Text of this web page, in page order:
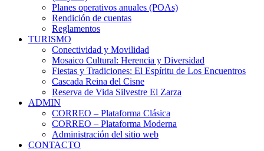
Planes operativos anuales (POAs)
Rendición de cuentas
Reglamentos
TURISMO
Conectividad y Movilidad
Mosaico Cultural: Herencia y Diversidad
Fiestas y Tradiciones: El Espíritu de Los Encuentros
Cascada Reina del Cisne
Reserva de Vida Silvestre El Zarza
ADMIN
CORREO – Plataforma Clásica
CORREO – Plataforma Moderna
Administración del sitio web
CONTACTO